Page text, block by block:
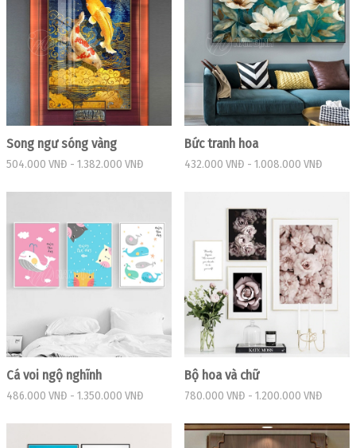
Song ngư sóng vàng
504.000 VNĐ - 1.382.000 VNĐ
Bức tranh hoa
432.000 VNĐ - 1.008.000 VNĐ
Cá voi ngộ nghĩnh
486.000 VNĐ - 1.350.000 VNĐ
Bộ hoa và chữ
780.000 VNĐ - 1.200.000 VNĐ